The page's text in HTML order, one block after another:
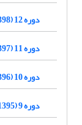
دوره 12 (1398)
دوره 11 (1397)
دوره 10 (1396)
دوره 9 (1395)